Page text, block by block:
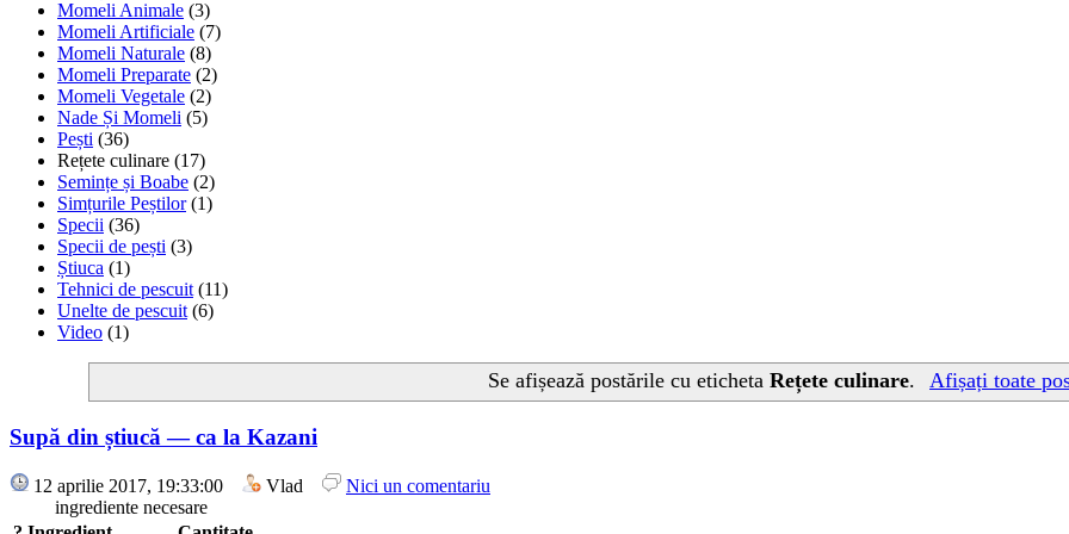
Momeli Animale (3)
Momeli Artificiale (7)
Momeli Naturale (8)
Momeli Preparate (2)
Momeli Vegetale (2)
Nade Și Momeli (5)
Pești (36)
Rețete culinare (17)
Semințe și Boabe (2)
Simțurile Peștilor (1)
Specii (36)
Specii de pești (3)
Știuca (1)
Tehnici de pescuit (11)
Unelte de pescuit (6)
Video (1)
Se afișează postările cu eticheta Rețete culinare. Afișați toate
Supă din știucă — ca la Kazani
12 aprilie 2017, 19:33:00 Vlad
Nici un comentariu
ingrediente necesare